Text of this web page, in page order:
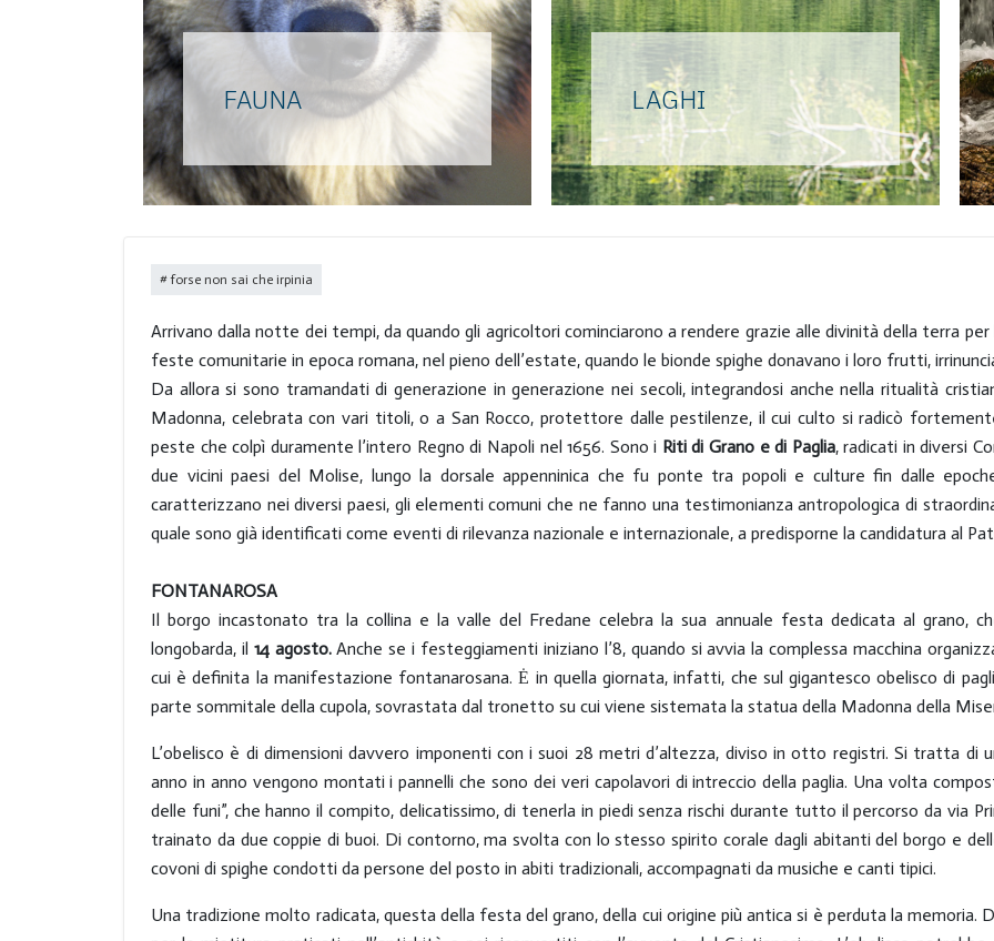
FAUNA
L’animale totem della tribù
sannita che proprio da lui
mutuò il suo nome, il fiero
parchi dell’Irpinia.
LAGHI
Nei pressi dell’antica città di
Compsa, dagli anni Settanta
del Novecento le acque
sovrastata dal Monte
Cervialto.
forse non sai che irpinia
Arrivano dalla notte dei tempi, da quando gli agricoltori cominciarono a rendere grazie alle divinità della terra
feste comunitarie in epoca romana, nel pieno dell’estate, quando le bionde spighe donavano i loro frutti,
Da allora si sono tramandati di generazione in generazione nei secoli, integrandosi anche nella ritualità
Madonna, celebrata con vari titoli, o a San Rocco, protettore dalle pestilenze, il cui culto si radicò
peste che colpì duramente l’intero Regno di Napoli nel 1656. Sono i Riti di Grano e di Paglia, radicati in diversi
due vicini paesi del Molise, lungo la dorsale appenninica che fu ponte tra popoli e culture fin dalle
caratterizzano nei diversi paesi, gli elementi comuni che ne fanno una testimonianza antropologica di
quale sono già identificati come eventi di rilevanza nazionale e internazionale, a predisporne la candidatura al
FONTANAROSA
Il borgo incastonato tra la collina e la valle del Fredane celebra la sua annuale festa dedicata al grano,
longobarda, il 14 agosto.Anche se i festeggiamenti iniziano l’8, quando si avvia la complessa macchina
cui è definita la manifestazione fontanarosana. Ė in quella giornata, infatti, che sul gigantesco obelisco di
parte sommitale della cupola, sovrastata dal tronetto su cui viene sistemata la statua della Madonna della
L’obelisco è di dimensioni davvero imponenti con i suoi 28 metri d’altezza, diviso in otto registri. Si tratta di
anno in anno vengono montati i pannelli che sono dei veri capolavori di intreccio della paglia. Una volta
delle funi”, che hanno il compito, delicatissimo, di tenerla in piedi senza rischi durante tutto il percorso da via
trainato da due coppie di buoi. Di contorno, ma svolta con lo stesso spirito corale dagli abitanti del borgo e
covoni di spighe condotti da persone del posto in abiti tradizionali, accompagnati da musiche e canti tipici.
Una tradizione molto radicata, questa della festa del grano, della cui origine più antica si è perduta la